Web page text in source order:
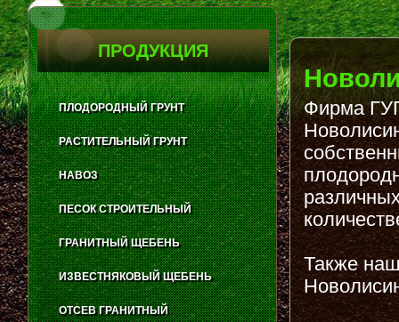
Play
Stop
Фирма
Также
ПРОДУКЦИЯ
ПЛОДОРОДНЫЙ ГРУНТ
РАСТИТЕЛЬНЫЙ ГРУНТ
НАВОЗ
ПЕСОК СТРОИТЕЛЬНЫЙ
ГРАНИТНЫЙ ЩЕБЕНЬ
ИЗВЕСТНЯКОВЫЙ ЩЕБЕНЬ
ОТСЕВ ГРАНИТНЫЙ